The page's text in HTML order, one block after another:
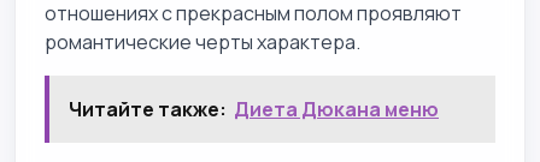
отношениях с прекрасным полом проявляют
романтические черты характера.
Читайте также: Диета Дюкана меню